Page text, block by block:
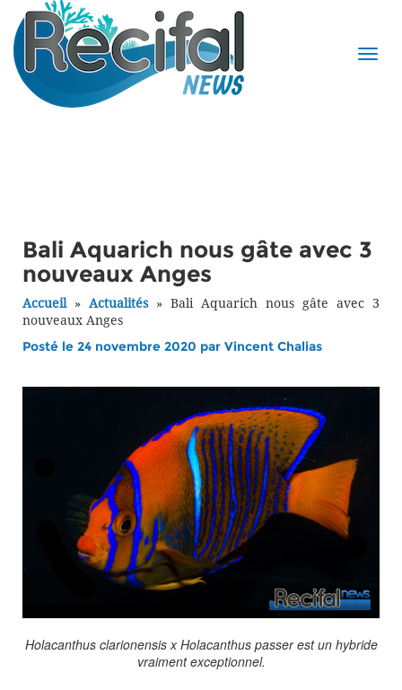
Bali Aquarich nous gâte avec 3
nouveaux Anges
Accueil» Actualités» Bali Aquarich nous gâte avec 3
nouveaux Anges
Posté le 24 novembre 2020 par Vincent Chalias
Holacanthus clarionensis x Holacanthus passer est un hybride
vraiment exceptionnel.